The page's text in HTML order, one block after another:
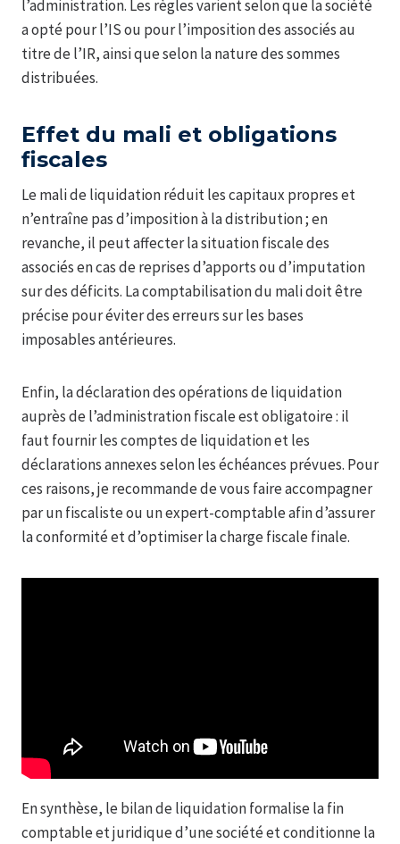
l’administration. Les règles varient selon que la société
a opté pour l’IS ou pour l’imposition des associés au
titre de l’IR, ainsi que selon la nature des sommes
distribuées.
Effet du mali et obligations
fiscales
Le mali de liquidation réduit les capitaux propres et
n’entraîne pas d’imposition à la distribution ; en
revanche, il peut affecter la situation fiscale des
associés en cas de reprises d’apports ou d’imputation
sur des déficits. La comptabilisation du mali doit être
précise pour éviter des erreurs sur les bases
imposables antérieures.
Enfin, la déclaration des opérations de liquidation
auprès de l’administration fiscale est obligatoire : il
faut fournir les comptes de liquidation et les
déclarations annexes selon les échéances prévues. Pour
ces raisons, je recommande de vous faire accompagner
par un fiscaliste ou un expert-comptable afin d’assurer
la conformité et d’optimiser la charge fiscale finale.
En synthèse, le bilan de liquidation formalise la fin
comptable et juridique d’une société et conditionne la